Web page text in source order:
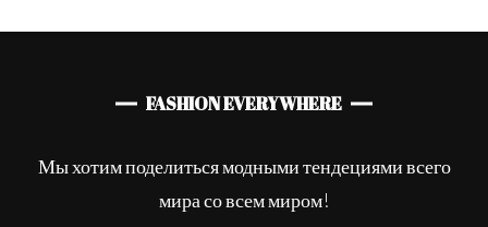
FASHION EVERYWHERE
Мы хотим поделиться модными тендециями всего
мира со всем миром!